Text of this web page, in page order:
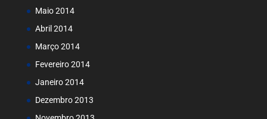
Maio 2014
Abril 2014
Março 2014
Fevereiro 2014
Janeiro 2014
Dezembro 2013